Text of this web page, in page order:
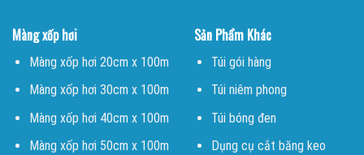
Màng xốp hơi
Màng xốp hơi 20cm x 100m
Màng xốp hơi 30cm x 100m
Màng xốp hơi 40cm x 100m
Màng xốp hơi 50cm x 100m
Sản Phẩm Khác
Túi gói hàng
Túi niêm phong
Túi bóng đen
Dụng cụ cắt băng keo